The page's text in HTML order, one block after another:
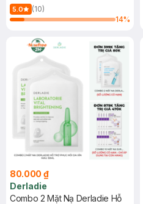
Booster Mask
5.0
(10)
14%
80.000 ₫
Derladie
Combo 2 Mặt Nạ Derladie Hỗ